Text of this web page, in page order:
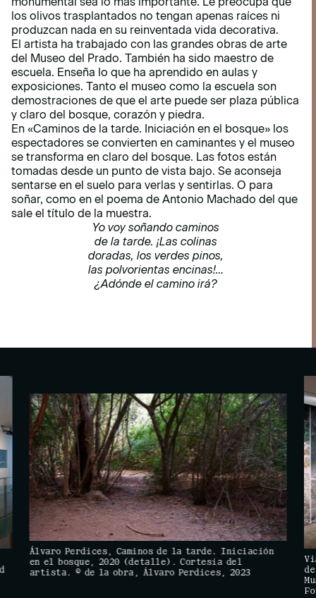
los olivos trasplantados no tengan apenas raíces ni
produzcan nada en su reinventada vida decorativa.
El artista ha trabajado con las grandes obras de arte
del Museo del Prado. También ha sido maestro de
escuela. Enseña lo que ha aprendido en aulas y
exposiciones. Tanto el museo como la escuela son
demostraciones de que el arte puede ser plaza pública
y claro del bosque, corazón y piedra.
En «Caminos de la tarde. Iniciación en el bosque» los
espectadores se convierten en caminantes y el museo
se transforma en claro del bosque. Las fotos están
tomadas desde un punto de vista bajo. Se aconseja
sentarse en el suelo para verlas y sentirlas. O para
soñar, como en el poema de Antonio Machado del que
sale el título de la muestra.
Yo voy soñando caminos
de la tarde. ¡Las colinas
doradas, los verdes pinos,
las polvorientas encinas!…
¿Adónde el camino irá?
Álvaro Perdices, Caminos de la tarde. Iniciación
en el bosque, 2020 (detalle). Cortesía del
artista. © de la obra, Álvaro Perdices, 2023